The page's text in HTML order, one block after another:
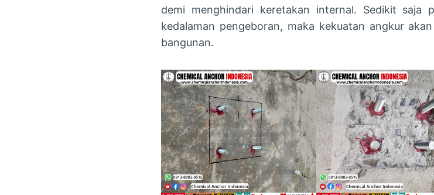
demi menghindari keretakan internal. Sedikit saja
kedalaman pengeboran, maka kekuatan angkur
bangunan.